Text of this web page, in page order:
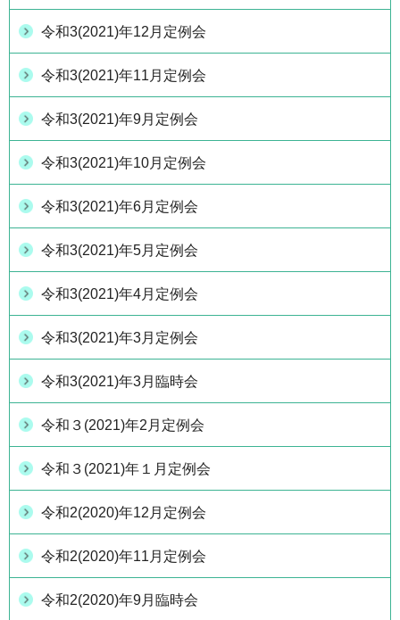
令和3(2021)年12月定例会
令和3(2021)年11月定例会
令和3(2021)年9月定例会
令和3(2021)年10月定例会
令和3(2021)年6月定例会
令和3(2021)年5月定例会
令和3(2021)年4月定例会
令和3(2021)年3月定例会
令和3(2021)年3月臨時会
令和３(2021)年2月定例会
令和３(2021)年１月定例会
令和2(2020)年12月定例会
令和2(2020)年11月定例会
令和2(2020)年9月臨時会